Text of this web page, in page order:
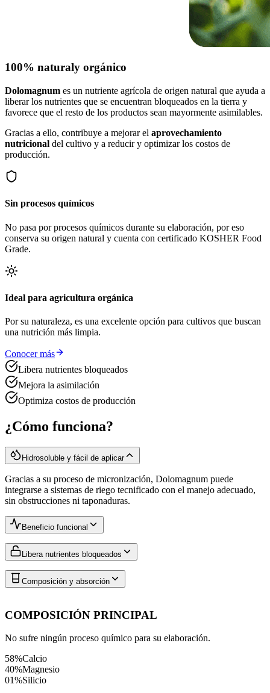
100% naturaly orgánico
Dolomagnum es un nutriente agrícola de origen natural que ayuda a
liberar los nutrientes que se encuentran bloqueados en la tierra y
favorece que el resto de los productos sean mayormente asimilables.
Gracias a ello, contribuye a mejorar el aprovechamiento
nutricional del cultivo y a reducir y optimizar los costos de
producción.
Sin procesos químicos
No pasa por procesos químicos durante su elaboración, por eso
conserva su origen natural y cuenta con certificado KOSHER Food
Grade.
Ideal para agricultura orgánica
Por su naturaleza, es una excelente opción para cultivos que buscan
una nutrición más limpia.
Conocer más
Libera nutrientes bloqueados
Mejora la asimilación
Optimiza costos de producción
¿Cómo funciona?
Hidrosoluble y fácil de aplicar
Gracias a su proceso de micronización, Dolomagnum puede
integrarse a sistemas de riego tecnificado con el manejo adecuado,
sin obstrucciones ni taponaduras.
Beneficio funcional
Libera nutrientes bloqueados
Composición y absorción
COMPOSICIÓN PRINCIPAL
No sufre ningún proceso químico para su elaboración.
58%Calcio
40%Magnesio
01%Silicio